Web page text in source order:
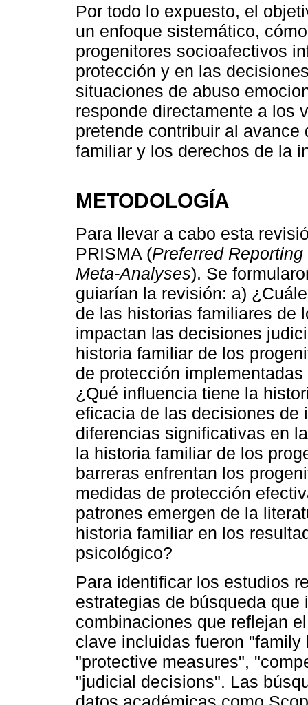
Por todo lo expuesto, el
un enfoque sistemático,
progenitores socioafectivos
protección y en las
situaciones de abuso
responde directamente a los
pretende contribuir al
familiar y los derechos de la
METODOLOGÍA
Para llevar a cabo esta
PRISMA (Preferred
Meta-Analyses). Se
guiarían la revisión: a)
de las historias familiares de
impactan las decisiones
historia familiar de los
de protección
¿Qué influencia tiene la
eficacia de las decisiones
diferencias significativas en
la historia familiar de los
barreras enfrentan los
medidas de protección
patrones emergen de la
historia familiar en los
psicológico?
Para identificar los estudios
estrategias de búsqueda
combinaciones que reflejan
clave incluidas fueron
"protective measures",
"judicial decisions". Las